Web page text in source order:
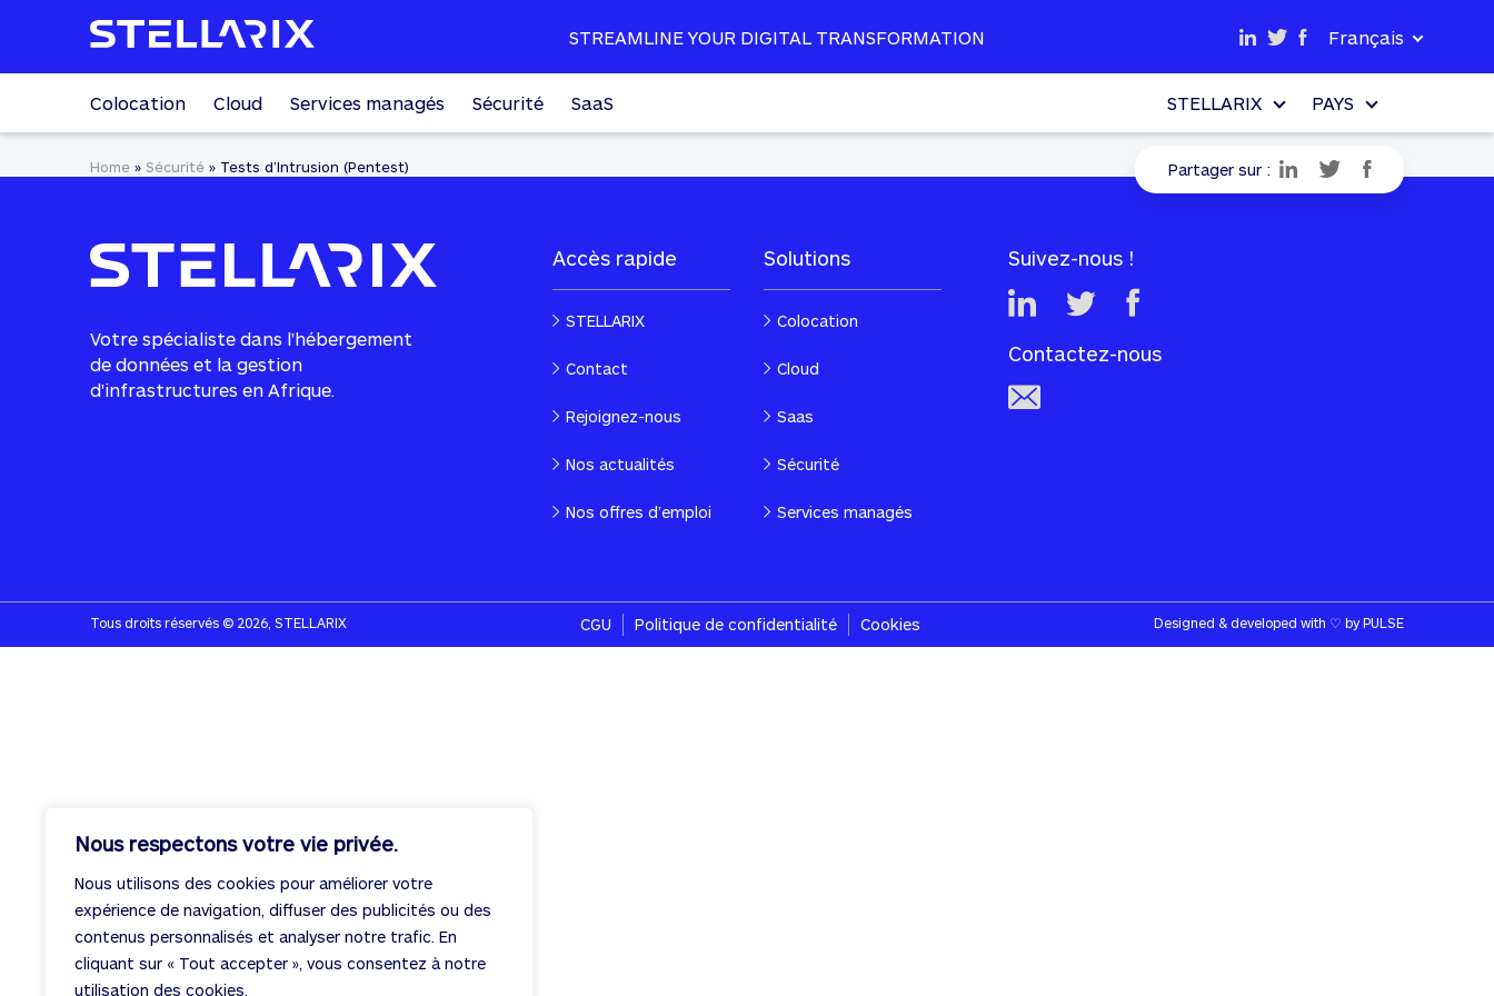
Nous respectons votre vie privée.
Nous utilisons des cookies pour améliorer votre
expérience de navigation, diffuser des publicités ou des
contenus personnalisés et analyser notre trafic. En
cliquant sur « Tout accepter », vous consentez à notre
utilisation des cookies.
STREAMLINE YOUR DIGITAL TRANSFORMATION Français
Colocation Cloud Services managés Sécurité SaaS STELLARIX PAYS
Home» Sécurité» Tests d’Intrusion (Pentest) Partager sur :
Votre spécialiste dans l'hébergement
de données et la gestion
d'infrastructures en Afrique.
Accès rapide
STELLARIX
Contact
Rejoignez-nous
Nos actualités
Nos offres d’emploi
Solutions
Colocation
Cloud
Saas
Sécurité
Services managés
Suivez-nous !
Contactez-nous
Tous droits réservés © 2026, STELLARIX CGU Politique de confidentialité Cookies Designed & developed with ♡ byPULSE